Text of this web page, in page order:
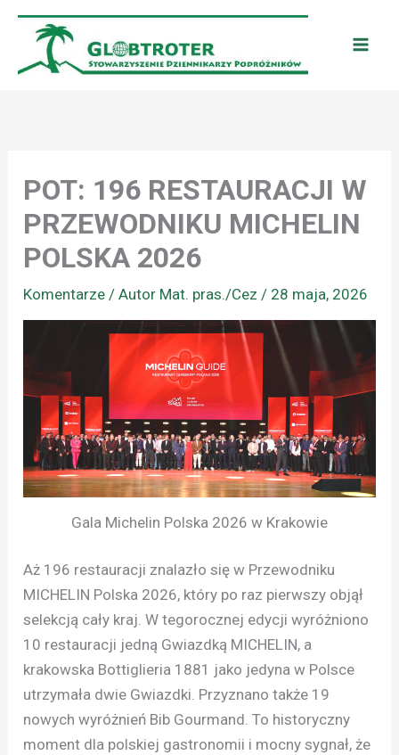
Przejdź
treści
POT: 196 RESTAURACJI W
PRZEWODNIKU MICHELIN
POLSKA 2026
Komentarze / Autor Mat. pras./Cez/ 28 maja, 2026
Gala Michelin Polska 2026 w Krakowie
Aż 196 restauracji znalazło się w Przewodniku
MICHELIN Polska 2026, który po raz pierwszy objął
selekcją cały kraj. W tegorocznej edycji wyróżniono
10 restauracji jedną Gwiazdką MICHELIN, a
krakowska Bottiglieria 1881 jako jedyna w Polsce
utrzymała dwie Gwiazdki. Przyznano także 19
nowych wyróżnień Bib Gourmand. To historyczny
moment dla polskiej gastronomii i mocny sygnał, że